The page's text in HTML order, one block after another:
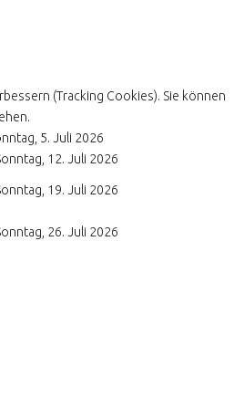
5. Juli 2026
12. Juli 2026
19. Juli 2026
26. Juli 2026
(Tracking Cookies). Sie können